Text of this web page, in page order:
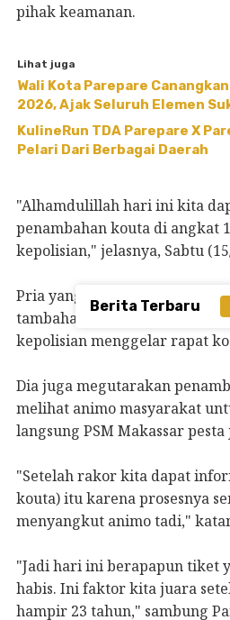
pihak keamanan.
Lihat juga
Wali Kota Parepare
2026, Ajak Seluruh Elemen
KulineRun TDA Parepare X
Pelari Dari Berbagai Daerah
"Alhamdulillah hari ini kita
penambahan kouta di angkat
kepolisian," jelasnya, Sabtu
Pria yang akrab disapa Ulli
tambahan kouta penonton
kepolisian menggelar rapat
Dia juga megutarakan
melihat animo masyarakat
langsung PSM Makassar pesta
"Setelah rakor kita dapat
kouta) itu karena prosesnya
menyangkut animo tadi,"
"Jadi hari ini berapapun tiket
habis. Ini faktor kita juara
hampir 23 tahun," sambung
Berita Terbaru